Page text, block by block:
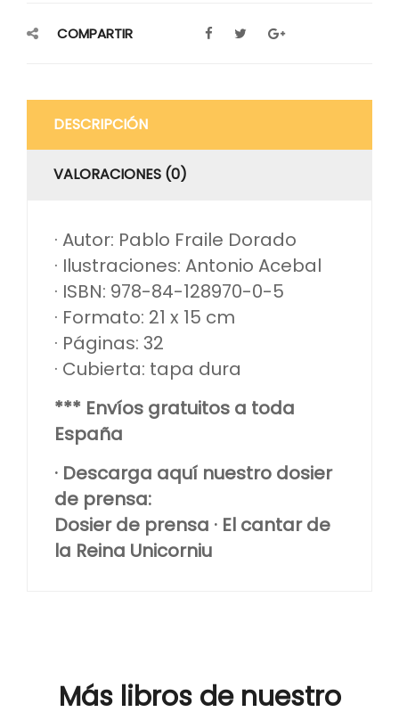
COMPARTIR
DESCRIPCIÓN
VALORACIONES (0)
· Autor: Pablo Fraile Dorado
· Ilustraciones: Antonio Acebal
· ISBN: 978-84-128970-0-5
· Formato: 21 x 15 cm
· Páginas: 32
· Cubierta: tapa dura
*** Envíos gratuitos a toda
España
· Descarga aquí nuestro dosier
de prensa:
Dosier de prensa · El cantar de
la Reina Unicorniu
Más libros de nuestro